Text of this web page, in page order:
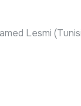
Lesmi